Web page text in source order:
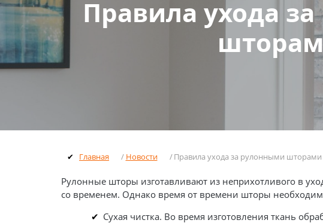
Правила ухода
Главная Новости Правила ухода за рулонными шторами
Рулонные шторы изготавливают из неприхотливого в
со временем. Однако время от времени шторы
Сухая чистка. Во время изготовления ткань